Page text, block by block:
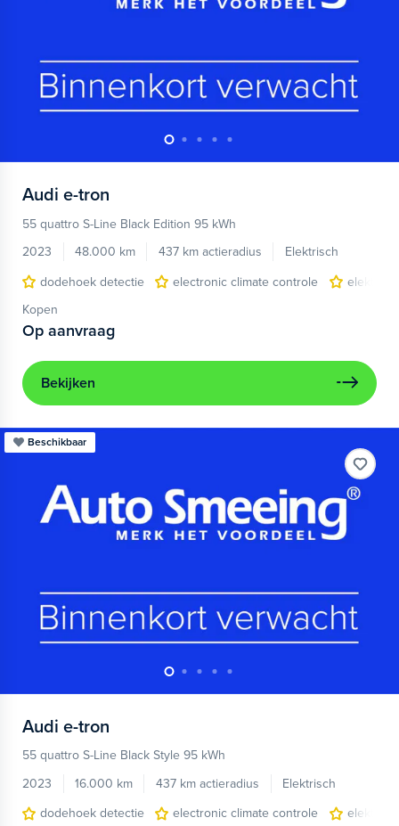
Audi e-tron
55 quattro S-Line Black Edition 95 kWh
2023
48.000 km 437 km actieradius
Elektrisch
dodehoek detectie
electronic climate controle
Kopen
Op aanvraag
Bekijken
Beschikbaar
Audi e-tron
55 quattro S-Line Black Style 95 kWh
2023
16.000 km 437 km actieradius
Elektrisch
dodehoek detectie
electronic climate controle